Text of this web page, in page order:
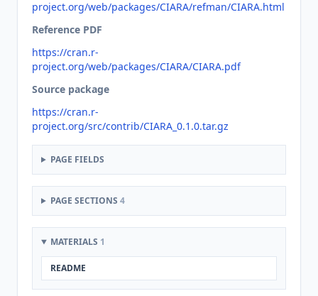
project.org/web/packages/CIARA/refman/CIARA.html
Reference PDF
https://cran.r-
project.org/web/packages/CIARA/CIARA.pdf
Source package
https://cran.r-
project.org/src/contrib/CIARA_0.1.0.tar.gz
PAGE FIELDS
PAGE SECTIONS 4
MATERIALS 1
README